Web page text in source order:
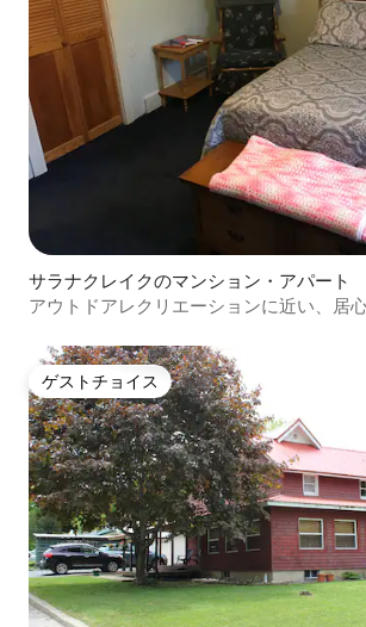
サラナクレイクのマンション・アパート
アウトドアレクリエーションに近い、居
ゲストチョイス
ゲストチョイス